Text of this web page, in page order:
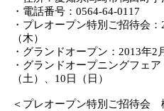
・電話番号：0564-64-0117
・プレオープン特別ご招待会
（木）
・グランドオープン：2013年2
・グランドオープニングフェ
（土）、10日（日）
＜プレオープン特別ご招待会